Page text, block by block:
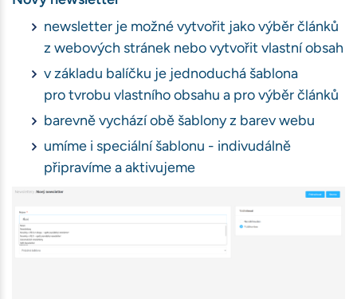
newsletter je možné vytvořit jako výběr článků
z webových stránek nebo vytvořit vlastní obsah
v základu balíčku je jednoduchá šablona
pro tvrobu vlastního obsahu a pro výběr článků
barevně vychází obě šablony z barev webu
umíme i speciální šablonu - indivudálně
připravíme a aktivujeme